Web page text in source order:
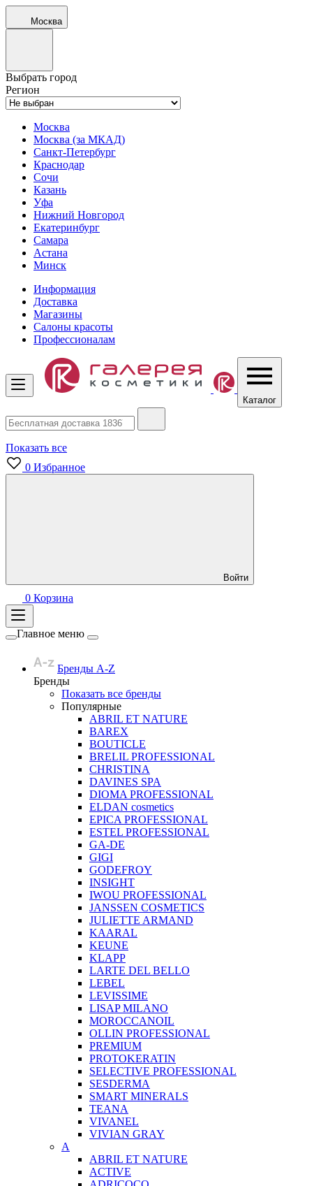
Москва
Выбрать город
Регион
Москва
Москва (за МКАД)
Санкт-Петербург
Краснодар
Сочи
Казань
Уфа
Нижний Новгород
Екатеринбург
Самара
Астана
Минск
Информация
Доставка
Магазины
Салоны красоты
Профессионалам
Каталог
Показать все
0 Избранное
Войти
0 Корзина
Главное меню
Бренды A-Z
Бренды
Показать все бренды
Популярные
ABRIL ET NATURE
BAREX
BOUTICLE
BRELIL PROFESSIONAL
CHRISTINA
DAVINES SPA
DIOMA PROFESSIONAL
ELDAN cosmetics
EPICA PROFESSIONAL
ESTEL PROFESSIONAL
GA-DE
GIGI
GODEFROY
INSIGHT
IWOU PROFESSIONAL
JANSSEN COSMETICS
JULIETTE ARMAND
KAARAL
KEUNE
KLAPP
LARTE DEL BELLO
LEBEL
LEVISSIME
LISAP MILANO
MOROCCANOIL
OLLIN PROFESSIONAL
PREMIUM
PROTOKERATIN
SELECTIVE PROFESSIONAL
SESDERMA
SMART MINERALS
TEANA
VIVANEL
VIVIAN GRAY
A
ABRIL ET NATURE
ACTIVE